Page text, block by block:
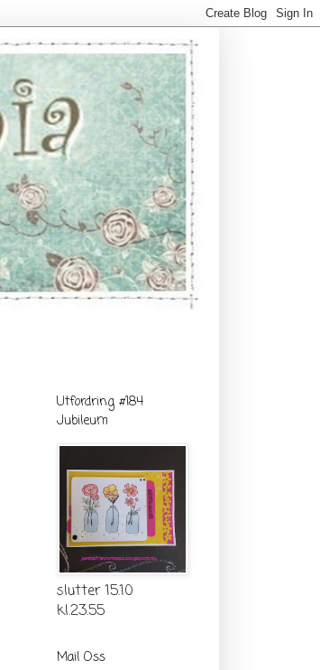
Utfordring #184
Jubileum
slutter 15.10
kl.23.55
Mail Oss